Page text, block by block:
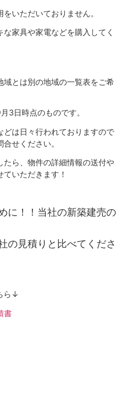
いただいておりません。
家具や家電などを購入してく
域とは別の地域の一覧表をご希
3日時点のものです。
どは日々行われておりますので
せください。
たら、物件の詳細情報の送付や
いただきます！
に！！当社の新築建売の
の見積りと比べてくださ
ら↓
書